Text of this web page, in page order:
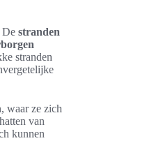
De stranden
stranden
waar ze zich
van
kunnen